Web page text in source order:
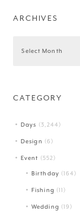
ARCHIVES
CATEGORY
Days (3,244)
Design (6)
Event (552)
Birthday (164)
Fishing (11)
Wedding (19)